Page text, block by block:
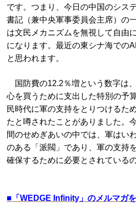
です。つまり、今日の中国のシス
書記（兼中央軍事委員会主席）の
は文民メカニズムを無視して自由
になります。最近の東シナ海での
と思われます。
国防費の12.2％増という数字は
心を買うために支出した特別の予
民時代に軍の支持をとりつけるた
たと噂されたことがありました。
間のせめぎあいの中では、軍はい
のある「派閥」であり、軍の支持
確保するために必要とされている
■ 「WEDGE Infinity」のメルマガ